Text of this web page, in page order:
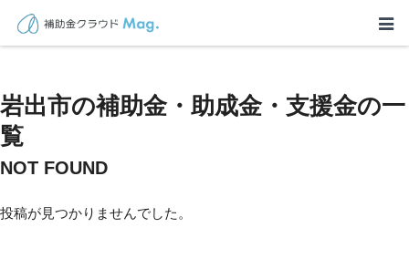
岩出市の補助金・助成金・支援金の一
覧
NOT FOUND
投稿が見つかりませんでした。